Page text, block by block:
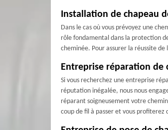
Installation de chapeau
Dans le cas où vous prévoyez une
rôle fondamental dans la protection
cheminée. Pour assurer la réussite
Entreprise réparation de
Si vous recherchez une entreprise
réputation inégalée, nous nous
réparant soigneusement votre
coup de fil à passer et vous profiterez